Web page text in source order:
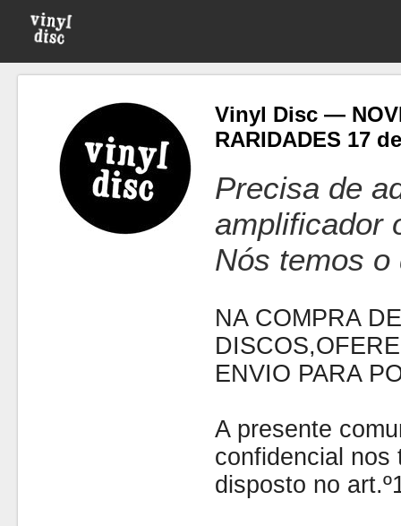
Vinyl Disc —
RARIDADES 17
Precisa de
amplificador
Nós temos o
NA COMPRA
ENVIO PARA
A presente
confidencial nos
disposto no